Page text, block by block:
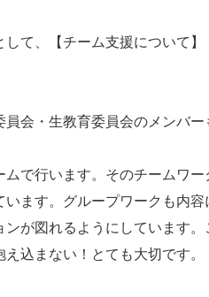
して、【チーム支援について
会・生教育委員会のメンバー
で行います。そのチームワ
います。グループワークも内
ンが図れるようにしています
込まない！とても大切です。